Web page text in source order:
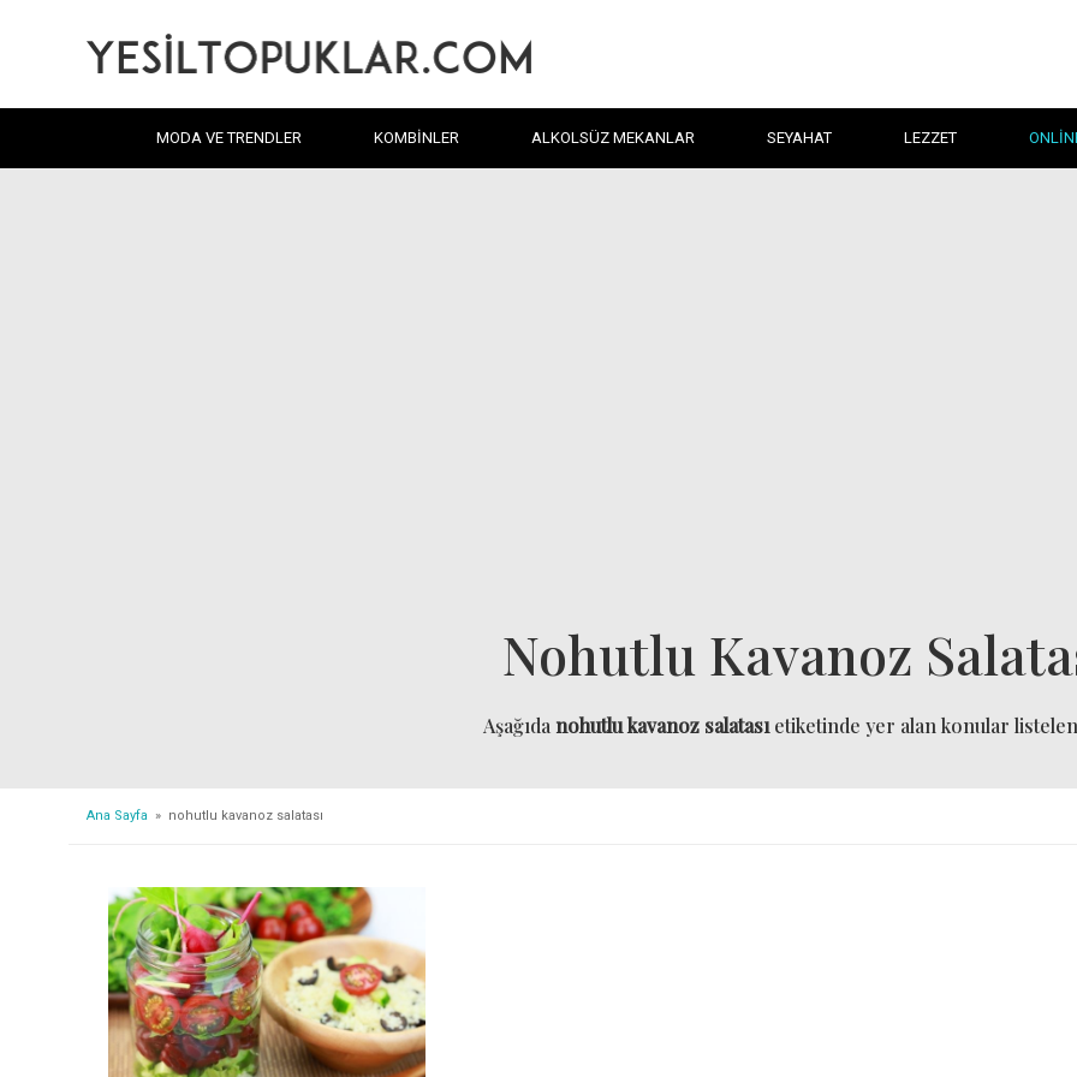
MODA VE TRENDLER KOMBINLER ALKOLSÜZ MEKANLAR SEYAHAT LEZZET
Nohutlu Kavanoz
Aşağıda nohutlu kavanoz salatası etiketinde yer alan konular
Ana Sayfa » nohutlu kavanoz salatası